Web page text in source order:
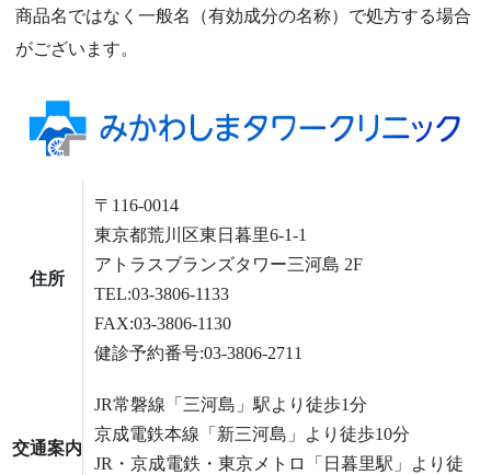
商品名ではなく一般名（有効成分の名称）で処方する場合
がございます。
住所
〒116-0014
東京都荒川区東日暮里6-1-1
アトラスブランズタワー三河島 2F
TEL:03-3806-1133
FAX:03-3806-1130
健診予約番号:03-3806-2711
交通案内
JR常磐線「三河島」駅より徒歩1分
京成電鉄本線「新三河島」より徒歩10分
JR・京成電鉄・東京メトロ「日暮里駅」より徒